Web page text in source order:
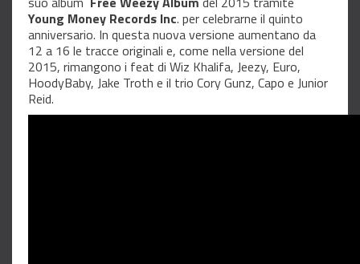
Young Money Records Inc. per celebrarne il quinto
anniversario. In questa nuova versione aumentano da
12 a 16 le tracce originali e, come nella versione del
2015, rimangono i feat di Wiz Khalifa, Jeezy, Euro,
HoodyBaby, Jake Troth e il trio Cory Gunz, Capo e Junior
Reid.